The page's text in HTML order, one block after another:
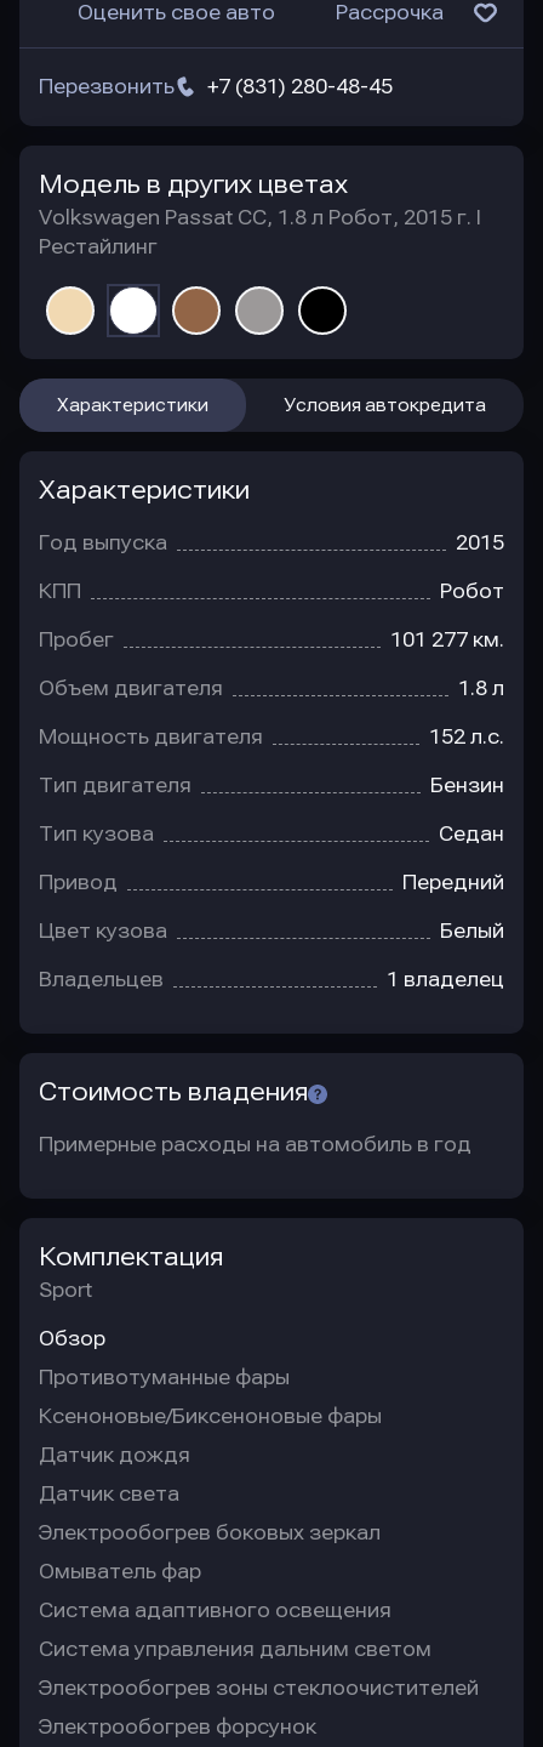
Оценить свое авто Рассрочка
+7 (831) 280-48-45
Перезвонить
Модель в других цветах
Volkswagen Passat CC, 1.8 л Робот, 2015 г. I
Рестайлинг
Характеристики Условия автокредита
Характеристики
Год выпуска 2015
КПП Робот
Пробег 101 277 км.
Объем двигателя 1.8 л
Мощность двигателя 152 л.с.
Тип двигателя Бензин
Тип кузова Седан
Привод Передний
Цвет кузова Белый
Владельцев 1 владелец
Стоимость владения
Примерные расходы на автомобиль в год
Комплектация
Sport
Обзор
Противотуманные фары
Ксеноновые/Биксеноновые фары
Датчик дождя
Датчик света
Электрообогрев боковых зеркал
Омыватель фар
Система адаптивного освещения
Система управления дальним светом
Электрообогрев зоны стеклоочистителей
Электрообогрев форсунок